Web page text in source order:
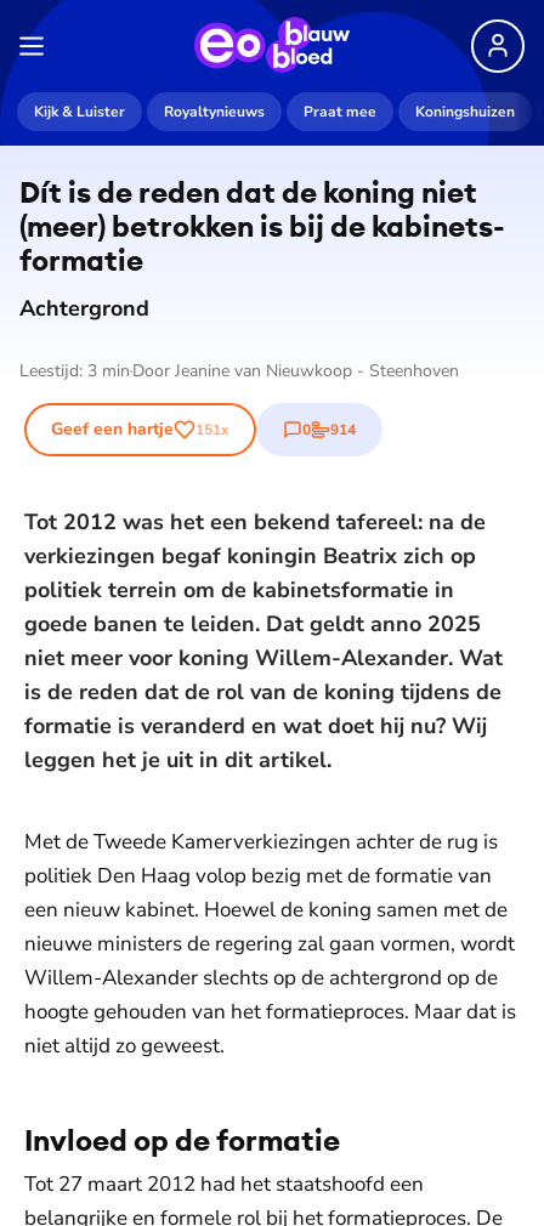
Kijk & Luister Royaltynieuws Praat mee Koningshuizen
Dít is de reden dat de koning niet
(meer) betrokken is bij de ka­bi­nets­
for­ma­tie
Achtergrond
Leestijd: 3 min Door Jeanine van Nieuwkoop - Steenhoven
Geef een hartje 151x 0
reacties
914
stemmen
Tot 2012 was het een bekend tafereel: na de
verkiezingen begaf koningin Beatrix zich op
politiek terrein om de kabinetsformatie in
goede banen te leiden. Dat geldt anno 2025
niet meer voor koning Willem-Alexander. Wat
is de reden dat de rol van de koning tijdens de
formatie is veranderd en wat doet hij nu? Wij
leggen het je uit in dit artikel.
Met de Tweede Kamerverkiezingen achter de rug is
politiek Den Haag volop bezig met de formatie van
een nieuw kabinet. Hoewel de koning samen met de
nieuwe ministers de regering zal gaan vormen, wordt
Willem-Alexander slechts op de achtergrond op de
hoogte gehouden van het formatieproces. Maar dat is
niet altijd zo geweest.
Invloed op de formatie
Tot 27 maart 2012 had het staatshoofd een
belangrijke en formele rol bij het formatieproces. De